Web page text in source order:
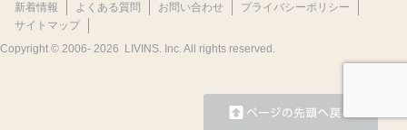
新着情報 よくある質問 お問い合わせ
プライバシーポリシー
サイトマップ
Copyright © 2006- 2026 LIVINS. Inc. All rights reserved.